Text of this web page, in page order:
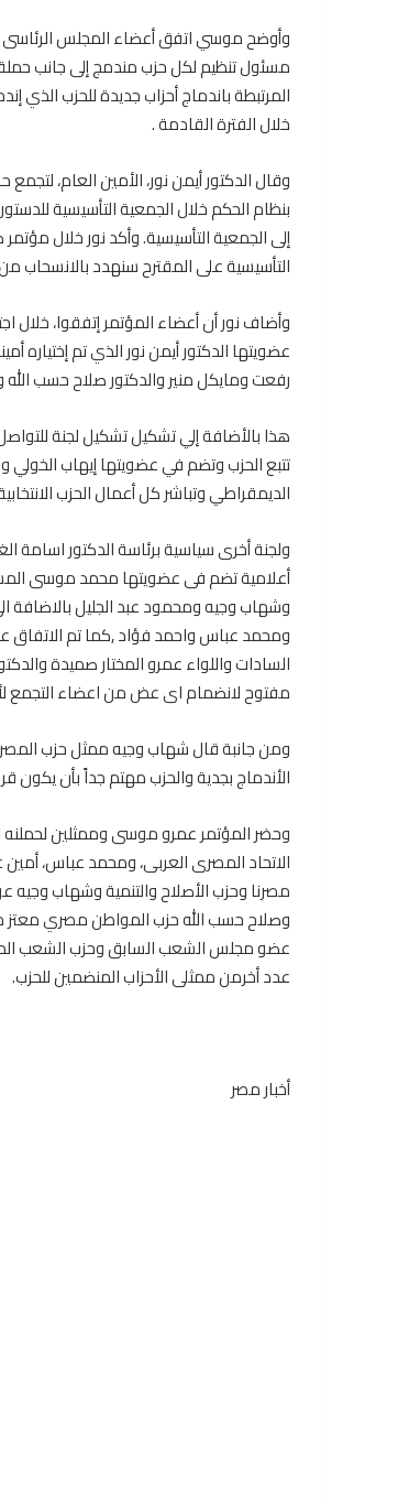
وأوضح موسي اتفق أعضاء المجلس الرئاسى
مسئول تنظيم لكل حزب مندمج إلى جانب
خلال الفترة القادمة .
وقال الدكتور أيمن نور، الأمين العام،
بنظام الحكم خلال الجمعية التأسيسية
إلى الجمعية التأسيسية. وأكد نور خلال
التأسيسية على المقترح سنهدد بالانسحاب
وأضاف نور أن أعضاء المؤتمر إتفقوا، خلال
عضويتها الدكتور أيمن نور الذي تم
رفعت ومايكل منير والدكتور صلاح حسب الله
هذا بالأضافة إلي تشكيل تشكيل لجنة
تتبع الحزب وتضم في عضويتها إيهاب
الديمقراطي وتباشر كل أعمال الحزب
ولجنة أخرى سياسية برئاسة الدكتور
أعلامية تضم فى عضويتها محمد موسى
وشهاب وجيه ومحمود عبد الجليل بالاضافة
ومحمد عباس واحمد فؤاد ,كما تم الاتفاق
السادات واللواء عمرو المختار صميدة
مفتوح لانضمام اى عض من اعضاء التجمع لأى
ومن جانبة قال شهاب وجيه ممثل حزب
الأندماج بجدية والحزب مهتم جداً بأن يكون
وحضر المؤتمر عمرو موسى وممثلين لحملنه
الاتحاد المصرى العربى، ومحمد عباس،
مصرنا وحزب الأصلاح والتنمية وشهاب وجيه
وصلاح حسب الله حزب المواطن مصري معتز
عضو مجلس الشعب السابق وحزب الشعب
عدد أخرمن ممثلى الأحزاب المنضمين للحزب.
أخبار مصر